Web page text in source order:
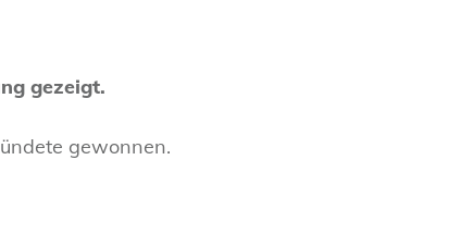
gezeigt.
gewonnen.